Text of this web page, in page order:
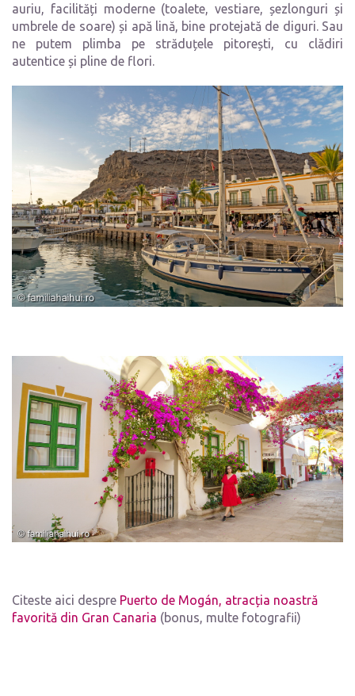
auriu, facilități moderne (toalete, vestiare, șezlonguri și
umbrele de soare) și apă lină, bine protejată de diguri. Sau
ne putem plimba pe străduțele pitorești, cu clădiri
autentice și pline de flori.
Citeste aici despre Puerto de Mogán, atracția noastră
favorită din Gran Canaria (bonus, multe fotografii)